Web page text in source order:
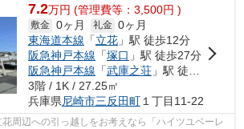
7.2万円 (管理費等：3,500円 )
敷金 0ヶ月 礼金 0ヶ月
東海道本線 「立花」駅 徒歩12分
阪急神戸本線 「塚口 」駅 徒歩27分
阪急神戸本線 「武庫之荘」駅 徒歩29分
3階 / 1K / 27.25㎡
兵庫県尼崎市三反田町１丁目11-22
周辺への引っ越しをお考えなら「ハイツユベーレ